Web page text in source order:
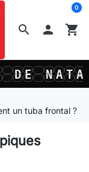
search  shopping_cart
0
D
D E
E N
N A
A T
T A
A T
T
un tuba frontal ?